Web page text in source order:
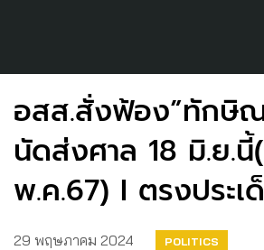
อสส.สั่งฟ้อง”ทักษิณ
นัดส่งศาล 18 มิ.ย.นี้
พ.ค.67) I ตรงประเ
29 พฤษภาคม 2024 POLITICS